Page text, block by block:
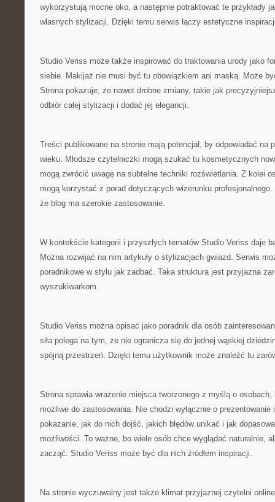
wykorzystują mocne oko, a następnie potraktować te przykłady
własnych stylizacji. Dzięki temu serwis łączy estetyczne
Studio Veriss może także inspirować do traktowania urody jako
siebie. Makijaż nie musi być tu obowiązkiem ani maską. Może
Strona pokazuje, że nawet drobne zmiany, takie jak
odbiór całej stylizacji i dodać jej elegancji.
Treści publikowane na stronie mają potencjał, by odpowiadać na
wieku. Młodsze czytelniczki mogą szukać tu kosmetycznych
mogą zwrócić uwagę na subtelne techniki rozświetlania. Z kolei
mogą korzystać z porad dotyczących wizerunku
że blog ma szerokie zastosowanie.
W kontekście kategorii i przyszłych tematów Studio Veriss daje
Można rozwijać na nim artykuły o stylizacjach gwiazd. Serwis
poradnikowe w stylu jak zadbać. Taka struktura jest przyjazna
wyszukiwarkom.
Studio Veriss można opisać jako poradnik dla osób
siła polega na tym, że nie ogranicza się do jednej wąskiej
spójną przestrzeń. Dzięki temu użytkownik może znaleźć tu
Strona sprawia wrażenie miejsca tworzonego z myślą o
możliwe do zastosowania. Nie chodzi wyłącznie o prezentowanie
pokazanie, jak do nich dojść, jakich błędów unikać i jak
możliwości. To ważne, bo wiele osób chce wyglądać naturalnie,
zacząć. Studio Veriss może być dla nich źródłem inspiracji.
Na stronie wyczuwalny jest także klimat przyjaznej czytelni